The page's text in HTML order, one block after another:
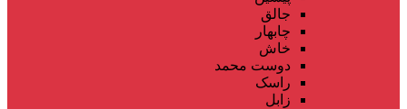
جالق
چابهار
خاش
دوست محمد
راسک
زابل